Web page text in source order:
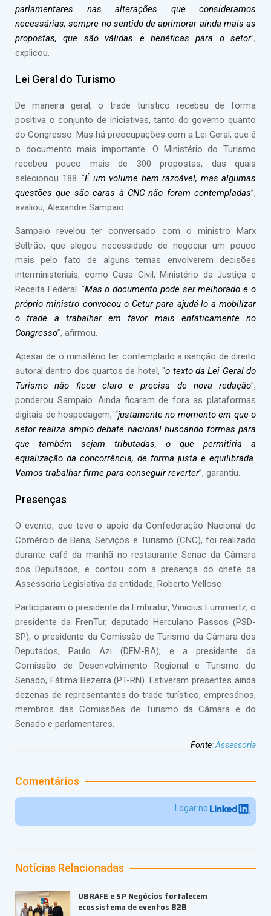
parlamentares nas alterações que consideramos
necessárias, sempre no sentido de aprimorar ainda mais as
propostas, que são válidas e benéficas para o setor”,
explicou.
Lei Geral do Turismo
De maneira geral, o trade turístico recebeu de forma
positiva o conjunto de iniciativas, tanto do governo quanto
do Congresso. Mas há preocupações com a Lei Geral, que é
o documento mais importante. O Ministério do Turismo
recebeu pouco mais de 300 propostas, das quais
selecionou 188. “É um volume bem razoável, mas algumas
questões que são caras à CNC não foram contempladas”,
avaliou, Alexandre Sampaio.
Sampaio revelou ter conversado com o ministro Marx
Beltrão, que alegou necessidade de negociar um pouco
mais pelo fato de alguns temas envolverem decisões
interministeriais, como Casa Civil, Ministério da Justiça e
Receita Federal. “Mas o documento pode ser melhorado e o
próprio ministro convocou o Cetur para ajudá-lo a mobilizar
o trade a trabalhar em favor mais enfaticamente no
Congresso”, afirmou.
Apesar de o ministério ter contemplado a isenção de direito
autoral dentro dos quartos de hotel, "o texto da Lei Geral do
Turismo não ficou claro e precisa de nova redação",
ponderou Sampaio. Ainda ficaram de fora as plataformas
digitais de hospedagem, “justamente no momento em que o
setor realiza amplo debate nacional buscando formas para
que também sejam tributadas, o que permitiria a
equalização da concorrência, de forma justa e equilibrada.
Vamos trabalhar firme para conseguir reverter”, garantiu.
Presenças
O evento, que teve o apoio da Confederação Nacional do
Comércio de Bens, Serviços e Turismo (CNC), foi realizado
durante café da manhã no restaurante Senac da Câmara
dos Deputados, e contou com a presença do chefe da
Assessoria Legislativa da entidade, Roberto Velloso.
Participaram o presidente da Embratur, Vinicius Lummertz; o
presidente da FrenTur, deputado Herculano Passos (PSD-
SP), o presidente da Comissão de Turismo da Câmara dos
Deputados, Paulo Azi (DEM-BA); e a presidente da
Comissão de Desenvolvimento Regional e Turismo do
Senado, Fátima Bezerra (PT-RN). Estiveram presentes ainda
dezenas de representantes do trade turístico, empresários,
membros das Comissões de Turismo da Câmara e do
Senado e parlamentares.
Fonte:Assessoria
Comentários
Logar no
Notícias Relacionadas
UBRAFE e SP Negócios fortalecem
ecossistema de eventos B2B